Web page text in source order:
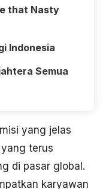
that Nasty
Indonesia
Semua
yang jelas
terus
di pasar global.
karyawan